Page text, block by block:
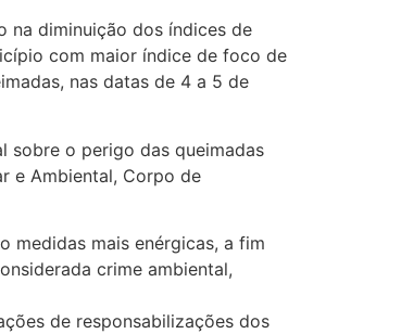
na diminuição dos índices de
com maior índice de foco de
nas datas de 4 a 5 de
sobre o perigo das queimadas
e Ambiental, Corpo de
medidas mais enérgicas, a fim
crime ambiental,
de responsabilizações dos